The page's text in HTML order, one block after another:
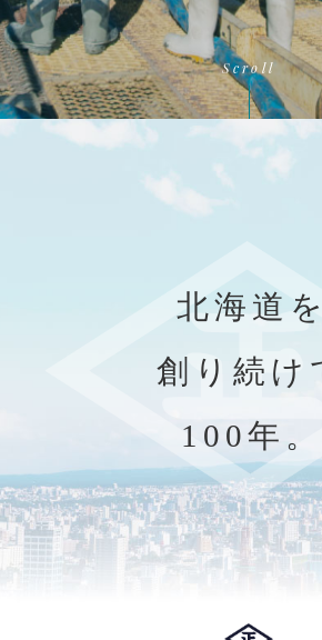
Scroll
北 海 道 を
創 り 続 け
1 0 0年 。